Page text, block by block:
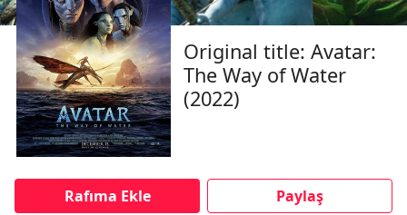
Original title: Avatar:
The Way of Water
(2022)
Rafıma Ekle Paylaş